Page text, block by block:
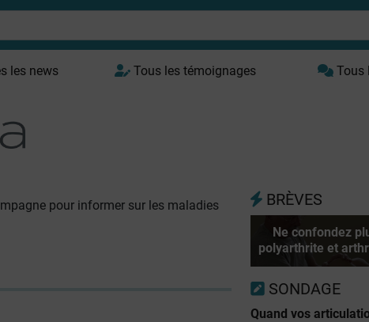
les news Tous les témoignages Tous
pour informer sur les maladies
BRÈVES
Ne confondez
polyarthrite et
SONDAGE
Quand vos